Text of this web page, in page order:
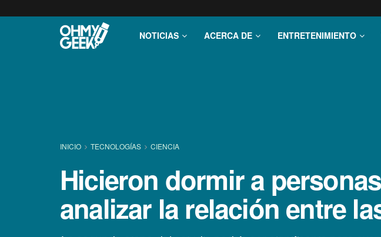
NOTICIAS ACERCA DE ENTRETENIMIENTO
INICIO TECNOLOGÍ­AS CIENCIA
Hicieron dormir a
analizar la relación entre